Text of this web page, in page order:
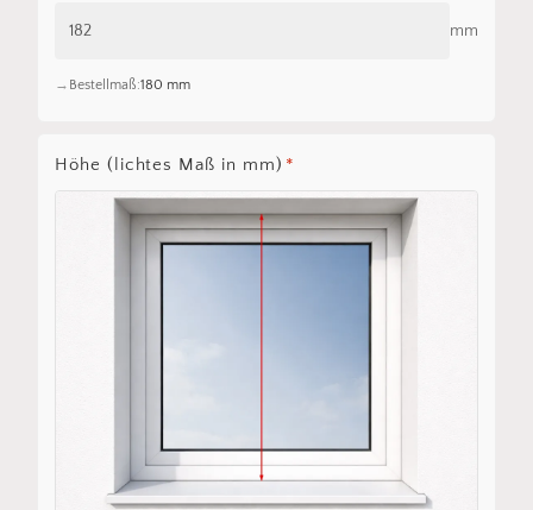
mm
Bestellmaß:180 mm
Höhe (lichtes Maß in mm) *